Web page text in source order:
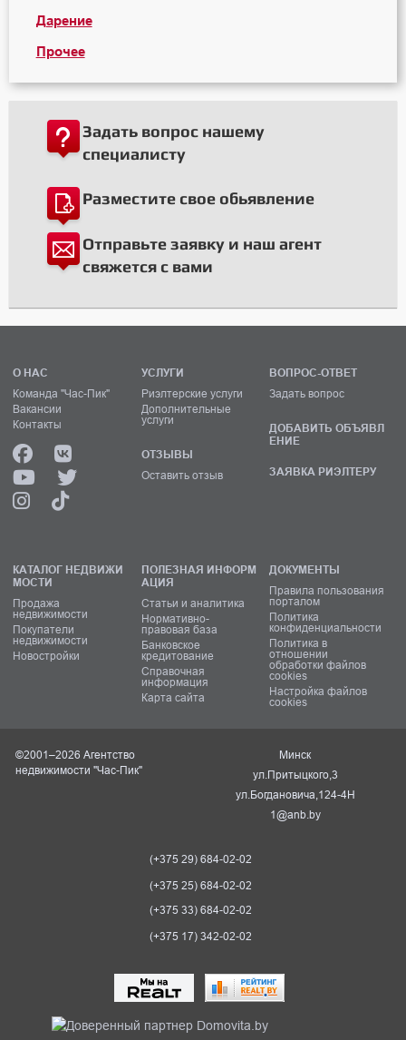
Дарение
Прочее
Задать вопрос нашему
специалисту
Разместите свое обьявление
Отправьте заявку и наш агент
свяжется с вами
О НАС
Команда "Час-Пик"
Вакансии
Контакты
УСЛУГИ
Риэлтерские услуги
Дополнительные
услуги
ОТЗЫВЫ
Оставить отзыв
ВОПРОС-ОТВЕТ
Задать вопрос
ДОБАВИТЬ ОБЪЯВЛ
ЕНИЕ
ЗАЯВКА РИЭЛТЕРУ
КАТАЛОГ НЕДВИЖИ
МОСТИ
Продажа
недвижимости
Покупатели
недвижимости
Новостройки
ПОЛЕЗНАЯ ИНФОРМ
АЦИЯ
Статьи и аналитика
Нормативно-
правовая база
Банковское
кредитование
Справочная
информация
Карта сайта
ДОКУМЕНТЫ
Правила пользования
порталом
Политика
конфиденциальности
Политика в
отношении
обработки файлов
cookies
Настройка файлов
cookies
©2001–2026 Агентство
недвижимости "Час-Пик"
Минск
ул.Притыцкого,3
ул.Богдановича,124-4Н
1@anb.by
(+375 29) 684-02-02
(+375 25) 684-02-02
(+375 33) 684-02-02
(+375 17) 342-02-02